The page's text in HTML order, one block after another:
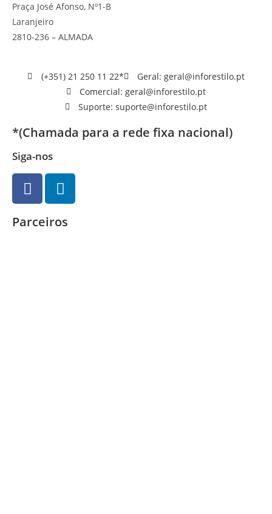
Praça José Afonso, Nº1-B
Laranjeiro
2810-236 – ALMADA
(+351) 21 250 11 22*
Geral: geral@inforestilo.pt
Comercial: geral@inforestilo.pt
Suporte: suporte@inforestilo.pt
*(Chamada para a rede fixa nacional)
Siga-nos
Parceiros